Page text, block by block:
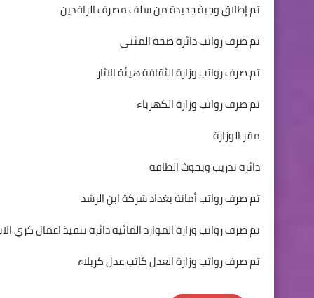
تم إطلاق وجبة جديدة من سلف مصرف الرافدين
تم صرف رواتب دائرة صحة المثنى
تم صرف رواتب وزارة الثقافة هيئة الآثار
تم صرف رواتب وزارة الكهرباء
مقر الوزارة
دائرة تدريب وبحوث الطاقة
تم صرف رواتب أمانة بغداد شركة ابن الرشد
تم صرف رواتب وزارة الموارد المائية دائرة تنفيذ اعمال كري
تم صرف رواتب وزارة العدل كاتب عدل كربلاء